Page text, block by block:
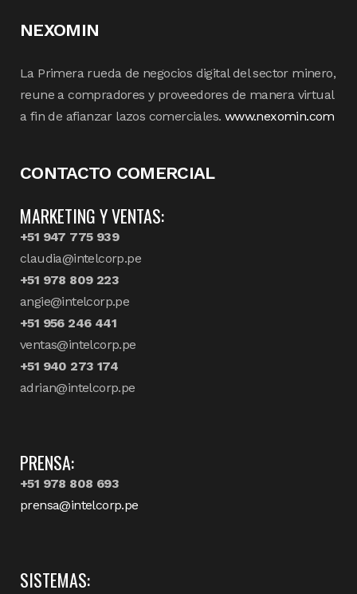
NEXOMIN
La Primera rueda de negocios digital del sector minero,
reune a compradores y proveedores de manera virtual
a fin de afianzar lazos comerciales. www.nexomin.com
CONTACTO COMERCIAL
MARKETING Y VENTAS:
+51 947 775 939
claudia@intelcorp.pe
+51 978 809 223
angie@intelcorp.pe
+51 956 246 441
ventas@intelcorp.pe
+51 940 273 174
adrian@intelcorp.pe
PRENSA:
+51 978 808 693
prensa@intelcorp.pe
SISTEMAS: